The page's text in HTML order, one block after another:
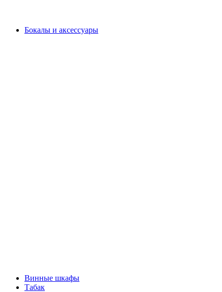
Бокалы и аксессуары
Винные шкафы
Табак